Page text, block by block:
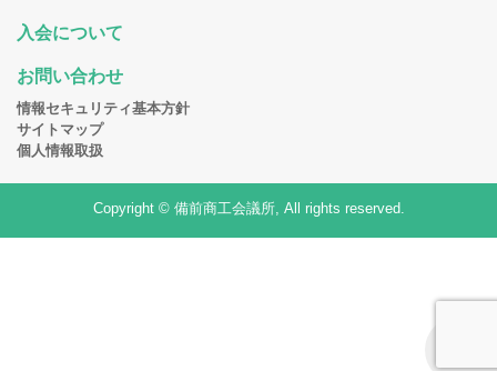
入会について
お問い合わせ
情報セキュリティ基本方針
サイトマップ
個人情報取扱
Copyright © 備前商工会議所, All rights reserved.